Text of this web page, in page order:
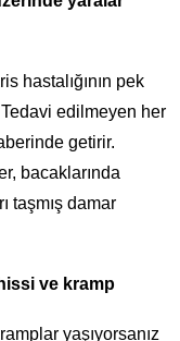
hastalığının pek
edilmeyen her
getirir.
bacaklarında
taşmış damar
ve kramp
yaşıyorsanız